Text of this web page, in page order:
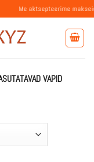
aktsepteerime makseid BLIKiga
VAPID